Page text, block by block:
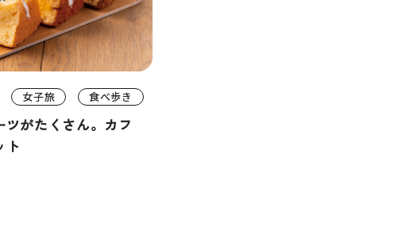
女子旅 食べ歩き
がたくさん。カフ
ト